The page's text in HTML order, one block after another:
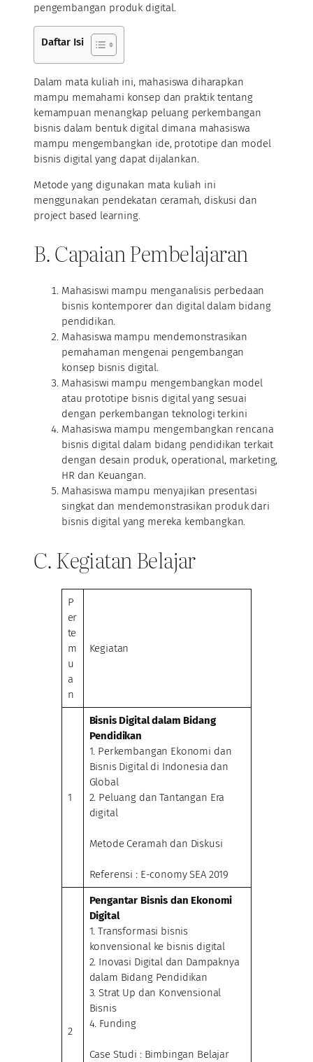
pengembangan produk digital.
Daftar Isi
Dalam mata kuliah ini, mahasiswa diharapkan
mampu memahami konsep dan praktik tentang
kemampuan menangkap peluang perkembangan
bisnis dalam bentuk digital dimana mahasiswa
mampu mengembangkan ide, prototipe dan model
bisnis digital yang dapat dijalankan.
Metode yang digunakan mata kuliah ini
menggunakan pendekatan ceramah, diskusi dan
project based learning.
B. Capaian Pembelajaran
Mahasiswi mampu menganalisis perbedaan
bisnis kontemporer dan digital dalam bidang
pendidikan.
Mahasiswa mampu mendemonstrasikan
pemahaman mengenai pengembangan
konsep bisnis digital.
Mahasiswi mampu mengembangkan model
atau prototipe bisnis digital yang sesuai
dengan perkembangan teknologi terkini
Mahasiswa mampu mengembangkan rencana
bisnis digital dalam bidang pendidikan terkait
dengan desain produk, operational, marketing,
HR dan Keuangan.
Mahasiswa mampu menyajikan presentasi
singkat dan mendemonstrasikan produk dari
bisnis digital yang mereka kembangkan.
C. Kegiatan Belajar
P
er
te
m
u
a
n
Kegiatan
1
Bisnis Digital dalam Bidang
Pendidikan
1. Perkembangan Ekonomi dan
Bisnis Digital di Indonesia dan
Global
2. Peluang dan Tantangan Era
digital
Metode Ceramah dan Diskusi
Referensi : E-conomy SEA 2019
2
Pengantar Bisnis dan Ekonomi
Digital
1. Transformasi bisnis
konvensional ke bisnis digital
2. Inovasi Digital dan Dampaknya
dalam Bidang Pendidikan
3. Strat Up dan Konvensional
Bisnis
4. Funding
Case Studi : Bimbingan Belajar